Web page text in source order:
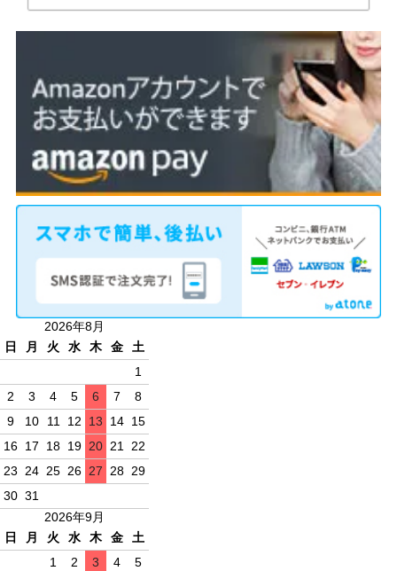
2026年8月
日
月 火 水 木 金
土
1
2
3 4 5 6 7
8
9
10 11 12 13 14 15
16 17 18 19 20 21 22
23 24 25 26 27 28 29
30 31
2026年9月
日
月 火 水 木 金
土
1
2 3 4
5